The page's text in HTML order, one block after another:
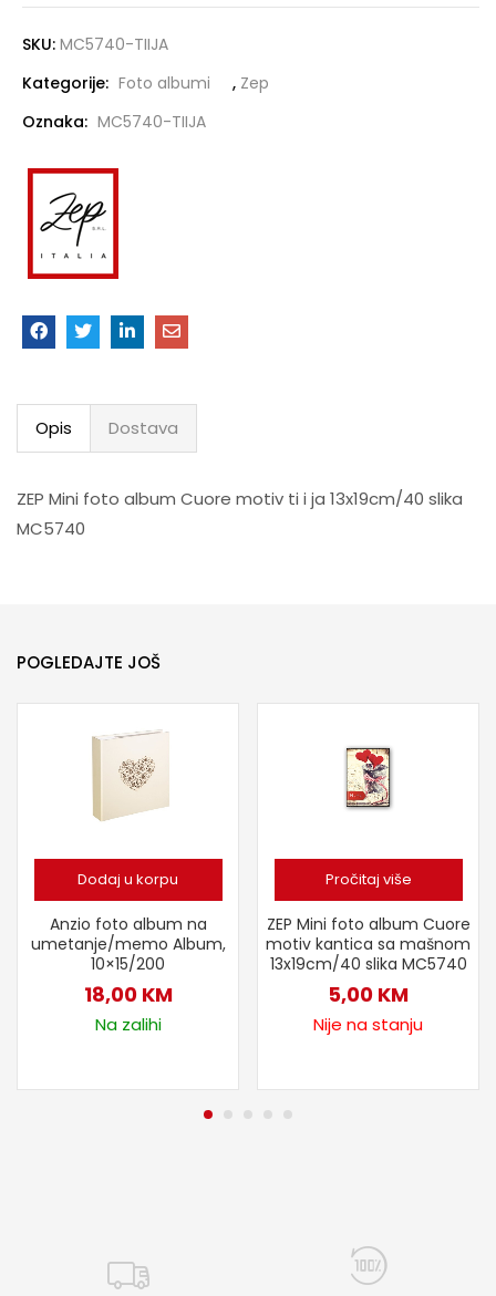
SKU: MC5740-TIIJA
Kategorije: Foto albumi , Zep
Oznaka: MC5740-TIIJA
Opis Dostava
ZEP Mini foto album Cuore motiv ti i ja 13x19cm/40 slika
MC5740
POGLEDAJTE JOŠ
Dodaj u korpu
Anzio foto album na
umetanje/memo Album,
10×15/200
18,00 KM
Na zalihi
Pročitaj više
ZEP Mini foto album Cuore
motiv kantica sa mašnom
13x19cm/40 slika MC5740
5,00 KM
Nije na stanju